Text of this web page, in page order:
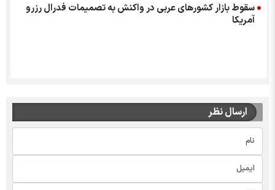
سقوط بازار کشور‌های عربی در واکنش به تصمیمات فدرال رزرو
آمریکا
ارسال نظر